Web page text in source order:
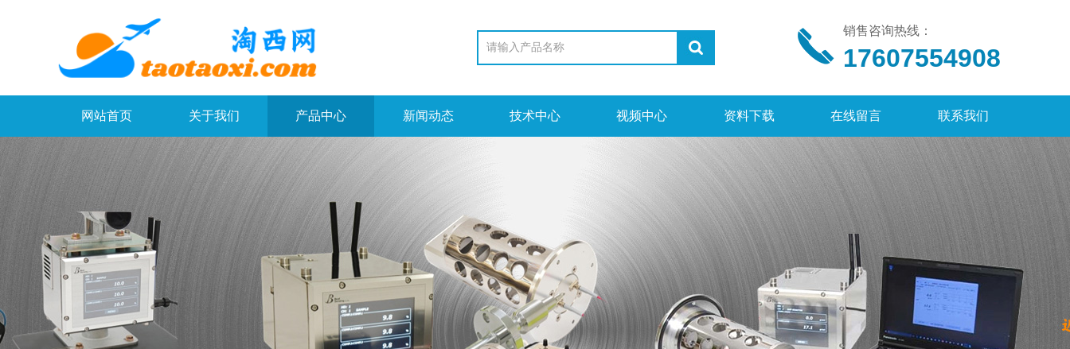
销售咨询热线：
17607554908
网站首页 关于我们 产品中心 新闻动态 技术中心 视频中心 资料下载 在线留言 联系我们